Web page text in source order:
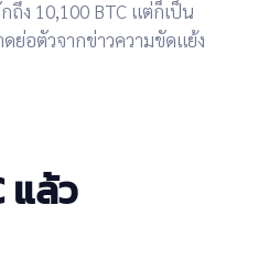
ง 10,100 BTC แต่ก็เป็น
ย่อตัวจากข่าวความขัดแย้ง
แล้ว